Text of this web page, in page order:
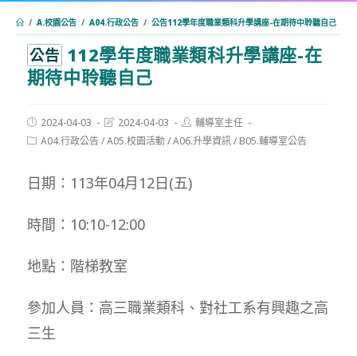
/ A.校園公告 / A04.行政公告 / 公告112學年度職業類科升學講座-在期待中聆聽自己
公告 112學年度職業類科升學講座-在
期待中聆聽自己
Post
published:
2024-04-03
Post
modified:
2024-04-03
Post
author:
輔導室主任
PostA04.行政公告/A05.校園活動/A06.升學資訊/ B05.輔導室公告
日期：113年04月12日(五)
時間：10:10-12:00
地點：階梯教室
參加人員：高三職業類科、對社工系有興趣之高
三生